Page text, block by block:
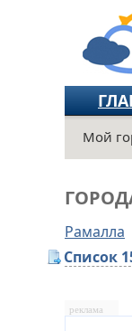
Мой
Рамалла
Список
реклама